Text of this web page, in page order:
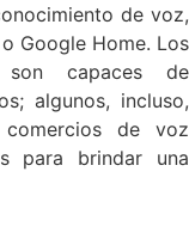
de voz,
Google Home. Los
son capaces de
algunos, incluso,
de voz
para brindar una